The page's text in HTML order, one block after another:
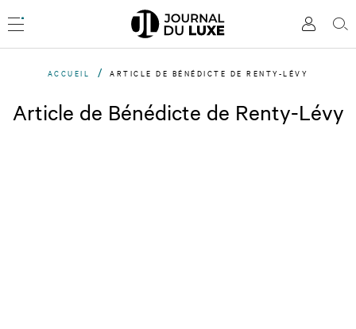
directement
Mon
Menu
ACCUEIL ARTICLE DE BÉNÉDICTE DE RENTY-LÉVY
Article de Bénédicte de Renty-Lévy